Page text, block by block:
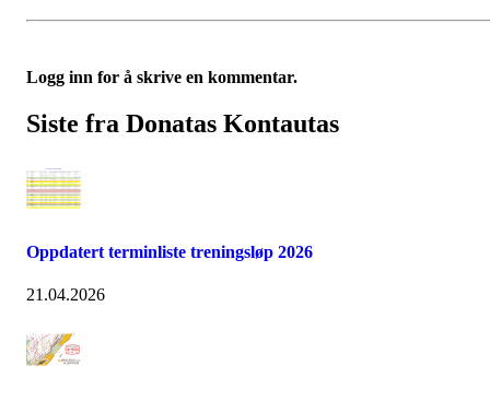
Logg inn for å skrive en kommentar.
Siste fra Donatas Kontautas
Oppdatert terminliste treningsløp 2026
21.04.2026